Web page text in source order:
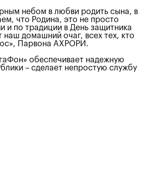
небом в любви родить сына, в
что Родина, это не просто
и по традиции в День защитника
наш домашний очаг, всех тех, кто
Парвона АХРОРИ.
обеспечивает надежную
– сделает непростую службу